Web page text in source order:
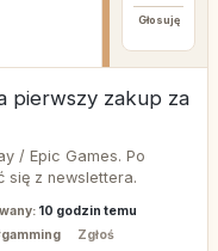
Głosuję
pierwszy zakup za
/ Epic Games. Po
się z newslettera.
10 godzin temu
Zgłoś